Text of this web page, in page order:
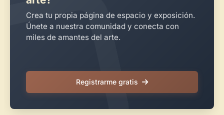
Crea tu propia página de espacio y exposición.
Únete a nuestra comunidad y conecta con
miles de amantes del arte.
Registrarme gratis